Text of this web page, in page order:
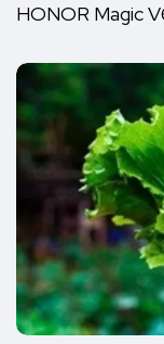
HONOR Magic